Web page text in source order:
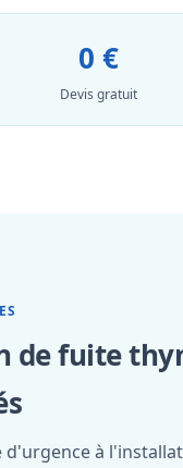
0 €
Devis gratuit
de fuite
d'urgence à